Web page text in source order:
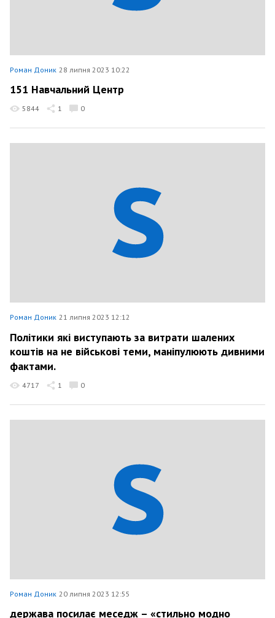
Роман Доник 28 липня 2023 10:22
151 Навчальний Центр
5844 1 0
Роман Доник 21 липня 2023 12:12
Політики які виступають за витрати шалених
коштів на не військові теми, маніпулюють дивними
фактами.
4717 1 0
Роман Доник 20 липня 2023 12:55
держава посилає меседж – «стильно модно